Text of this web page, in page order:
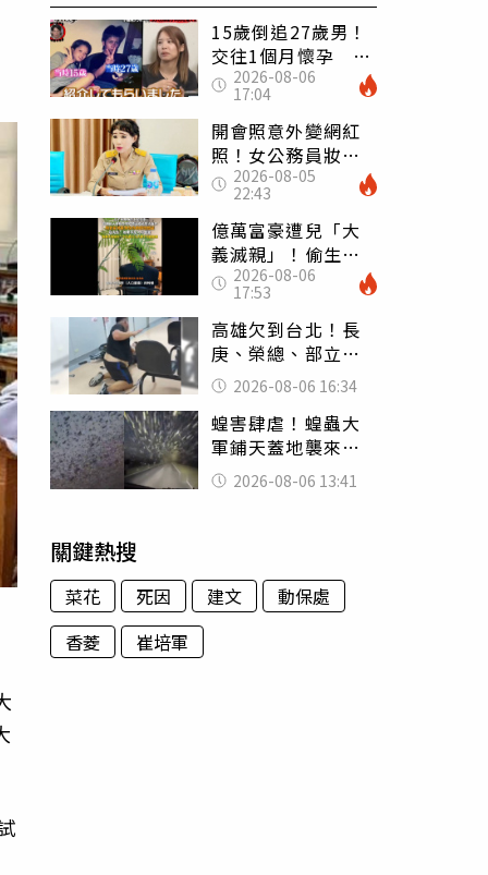
15歲倒追27歲男！
交往1個月懷孕 36
歲當阿嬤故事曝光
2026-08-06
17:04
開會照意外變網紅
照！女公務員妝容
掀2千則留言 本人
怒嗆：化妝有錯嗎
2026-08-05
22:43
億萬富豪遭兒「大
義滅親」！偷生子
怕曝光 竟盜鄰居
身份辦假證落戶
2026-08-06
17:53
高雄欠到台北！長
庚、榮總、部立醫
院都受害 「醫療
暴力男」離譜紀錄
曝光
2026-08-06 16:34
蝗害肆虐！蝗蟲大
軍鋪天蓋地襲來宛
如末日 網驚：聖
經十災
2026-08-06 13:41
關鍵熱搜
菜花 死因 建文
動保處
香菱
崔培軍